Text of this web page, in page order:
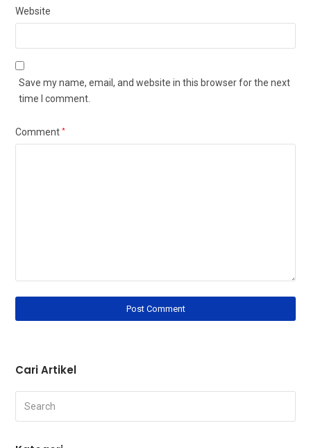
Website
Save my name, email, and website in this browser for the next
time I comment.
Comment*
Cari Artikel